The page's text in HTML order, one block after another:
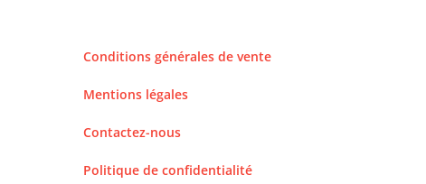
Conditions générales de vente
Mentions légales
Contactez-nous
Politique de confidentialité